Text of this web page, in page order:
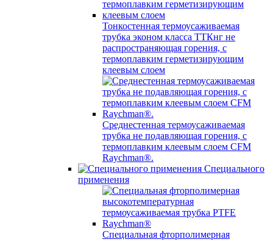
Тонкостенная термоусаживаемая
трубка эконом класса ТТКнг не
распространяющая горения, с
термоплавким герметизирующим
клеевым слоем
Среднестенная термоусаживаемая
трубка не подавляющая горения, с
термоплавким клеевым слоем CFM
Raychman®.
Специального
применения
Специальная фторполимерная